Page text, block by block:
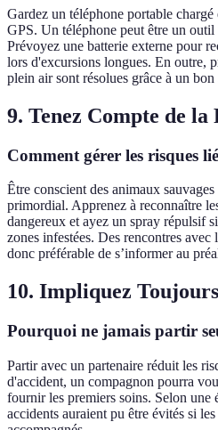
Gardez un téléphone portable
GPS. Un téléphone peut être un outil
Prévoyez une batterie externe pour
lors d'excursions longues. En outre,
plein air sont résolues grâce à un
9. Tenez Compte de la
Comment gérer les risques
Être conscient des animaux
primordial. Apprenez à reconnaître
dangereux et ayez un spray répulsif
zones infestées. Des rencontres
donc préférable de s’informer au
10. Impliquez
Pourquoi ne jamais partir
Partir avec un partenaire réduit les
d'accident, un compagnon pourra
fournir les premiers soins. Selon une
accidents auraient pu être évités si